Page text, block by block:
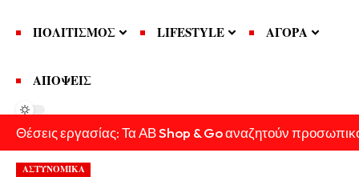
ΠΟΛΙΤΙΣΜΟΣ LIFESTYLE ΑΓΟΡΑ
ΑΠΟΨΕΙΣ
Θέσεις εργασίας: Τα ΑΒ Shop & Go αναζητούν
ΑΣΤΥΝΟΜΙΚΑ